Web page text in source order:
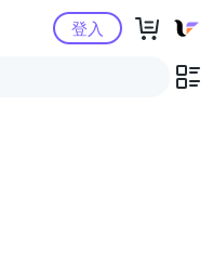
購物中心登入